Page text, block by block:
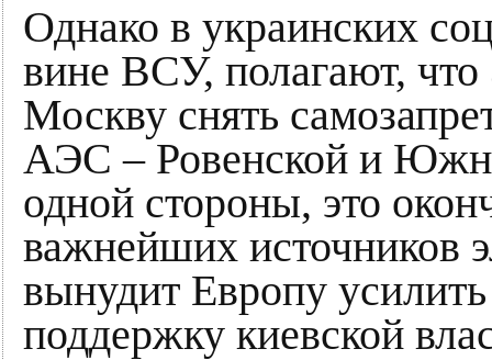
Однако в украинских
вине ВСУ, полагают, что
Москву снять
АЭС – Ровенской и
одной стороны, это
важнейших источников
вынудит Европу
поддержку киевской